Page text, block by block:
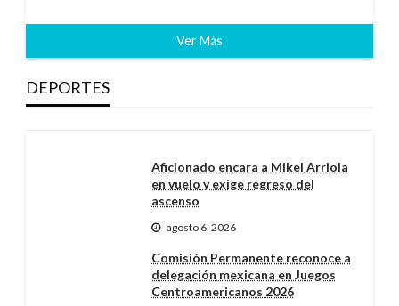
Ver Más
DEPORTES
Aficionado encara a Mikel Arriola
en vuelo y exige regreso del
ascenso
agosto 6, 2026
Comisión Permanente reconoce a
delegación mexicana en Juegos
Centroamericanos 2026